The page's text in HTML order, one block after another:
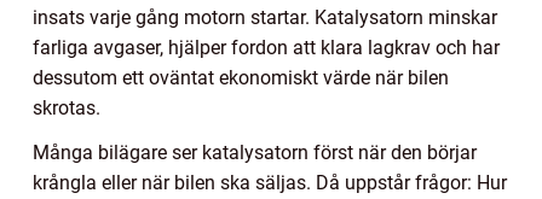
insats varje gång motorn startar. Katalysatorn minskar
farliga avgaser, hjälper fordon att klara lagkrav och har
dessutom ett oväntat ekonomiskt värde när bilen
skrotas.
Många bilägare ser katalysatorn först när den börjar
krångla eller när bilen ska säljas. Då uppstår frågor: Hur